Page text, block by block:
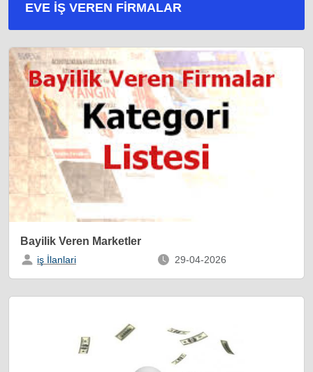
EVE İŞ VEREN FIRMALAR
Bayilik Veren Marketler
iş İlanlari 29-04-2026